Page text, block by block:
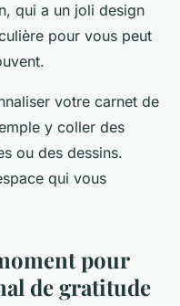
qui a un joli design
pour vous peut
votre carnet de
y coller des
ou des dessins.
qui vous
pour
de gratitude